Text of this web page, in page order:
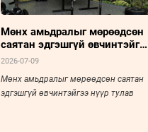
Мөнх амьдралыг мөрөөдсөн
саятан эдгэшгүй өвчинтэйгээ
нүүр тулав
2026-07-09
Мөнх амьдралыг мөрөөдсөн саятан
эдгэшгүй өвчинтэйгээ нүүр тулав